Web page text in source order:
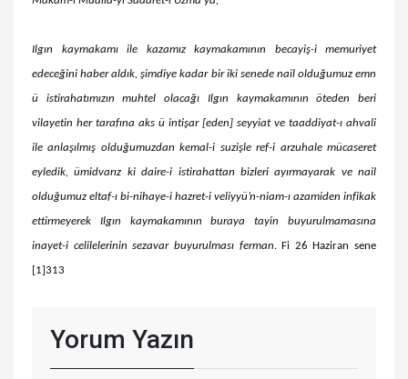
Ilgın kaymakamı ile kazamız kaymakamının becayiş-i memuriyet
edeceğini haber aldık, şimdiye kadar bir iki senede nail olduğumuz emn
ü istirahatımızın muhtel olacağı Ilgın kaymakamının öteden beri
vilayetin her tarafına aks ü intişar [eden] seyyiat ve taaddiyat-ı ahvali
ile anlaşılmış olduğumuzdan kemal-i suzişle ref-i arzuhale mücaseret
eyledik, ümidvarız ki daire-i istirahattan bizleri ayırmayarak ve nail
olduğumuz eltaf-ı bi-nihaye-i hazret-i veliyyü’n-niam-ı azamiden infikak
ettirmeyerek Ilgın kaymakamının buraya tayin buyurulmamasına
inayet-i celilelerinin sezavar buyurulması ferman. Fi 26 Haziran sene
[1]313
Yorum Yazın